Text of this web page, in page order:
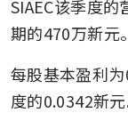
SIAEC该季度
期的470万新元。
每股基本盈利
度的0.0342新元